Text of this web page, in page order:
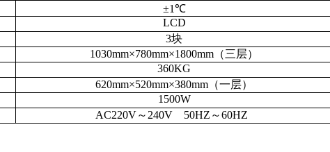
±1℃
LCD
3块
1030mm×780mm×1800mm （三层）
360KG
620mm×520mm×380mm （一层）
1 500W
AC220V～240V 50HZ～60HZ